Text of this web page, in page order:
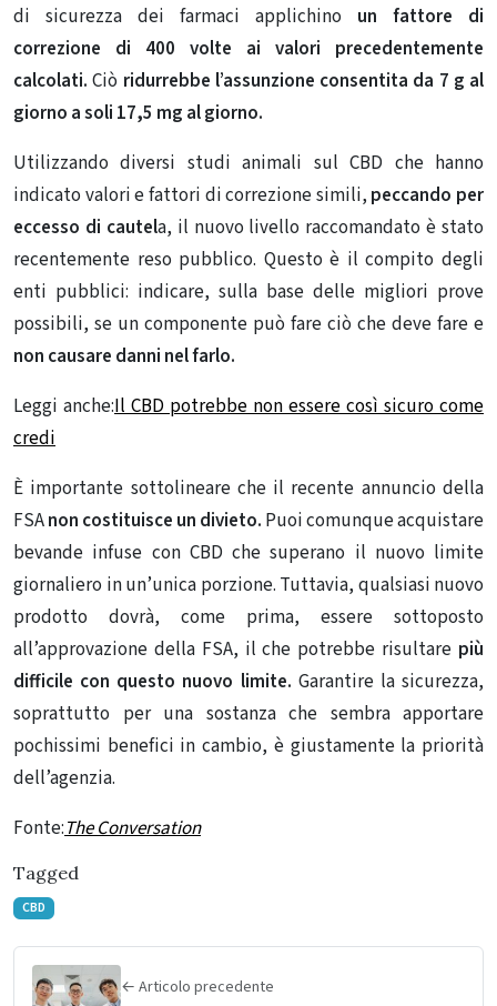
di sicurezza dei farmaci applichino un fattore di
correzione di 400 volte ai valori precedentemente
calcolati. Ciò ridurrebbe l’assunzione consentita da 7 g al
giorno a soli 17,5 mg al giorno.
Utilizzando diversi studi animali sul CBD che hanno
indicato valori e fattori di correzione simili, peccando per
eccesso di cautela, il nuovo livello raccomandato è stato
recentemente reso pubblico. Questo è il compito degli
enti pubblici: indicare, sulla base delle migliori prove
possibili, se un componente può fare ciò che deve fare e
non causare danni nel farlo.
Leggi anche:Il CBD potrebbe non essere così sicuro come
credi
È importante sottolineare che il recente annuncio della
FSAnon costituisce un divieto. Puoi comunque acquistare
bevande infuse con CBD che superano il nuovo limite
giornaliero in un’unica porzione. Tuttavia, qualsiasi nuovo
prodotto dovrà, come prima, essere sottoposto
all’approvazione della FSA, il che potrebbe risultare più
difficile con questo nuovo limite. Garantire la sicurezza,
soprattutto per una sostanza che sembra apportare
pochissimi benefici in cambio, è giustamente la priorità
dell’agenzia.
Fonte:The Conversation
Tagged
CBD
← Articolo precedente